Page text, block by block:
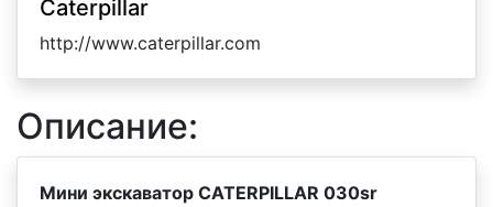
Caterpillar
http://www.caterpillar.com
Описание:
Мини экскаватор CATERPILLAR 030sr